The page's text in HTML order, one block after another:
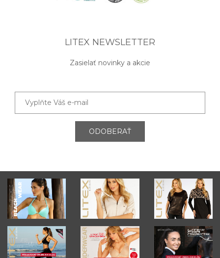
LITEX NEWSLETTER
Zasielať novinky a akcie
ODOBERAŤ